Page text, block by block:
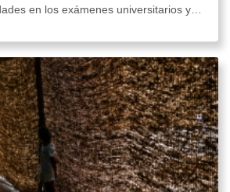
en los exámenes universitarios y
ministro de Educación, Dharmendra